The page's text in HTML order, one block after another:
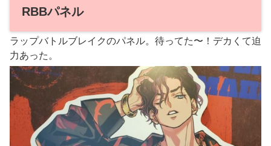
RBBパネル
ラップバトルブレイクのパネル。待ってた〜！デカくて迫
力あった。